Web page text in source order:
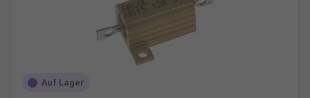
Auf Lager